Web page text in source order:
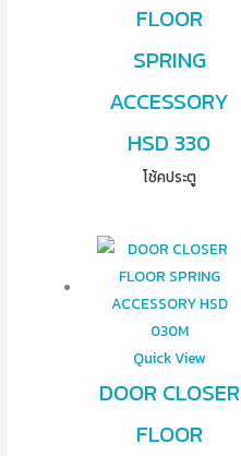
FLOOR
SPRING
ACCESSORY
HSD 330
โช้คประตู
Quick View
DOOR CLOSER
FLOOR